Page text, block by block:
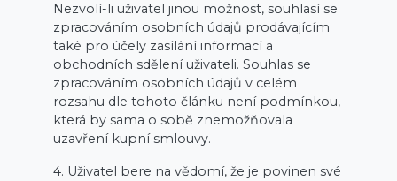
Nezvolí-li uživatel jinou možnost, souhlasí se
zpracováním osobních údajů prodávajícím
také pro účely zasílání informací a
obchodních sdělení uživateli. Souhlas se
zpracováním osobních údajů v celém
rozsahu dle tohoto článku není podmínkou,
která by sama o sobě znemožňovala
uzavření kupní smlouvy.
4. Uživatel bere na vědomí, že je povinen své